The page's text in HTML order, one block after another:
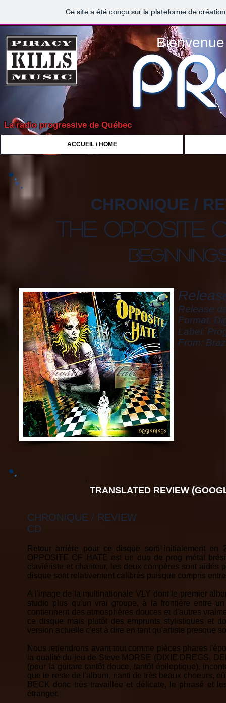
Ce site a été conçu sur la plateforme de
La radio progressive de Québec
CHRONIQUE /
the opposite
Release
Format:
Label:
From:
TRANSLATED REVIEW
CHRONIQUE / REVIEW
CD
Retour arrière pour ce disque sorti initialement
OPPOSITE OF HATE est un duo de prog métal
claviériste et chanteur, les deux compères sont aidés
disque sont relativement calibrés puisque compris
A l'image de la multinationale VLY dont le premier
studio plus qu'un vrai groupe, à la frontière entre
contiennent des atmosphères douces et d'autres
ce disque mais plutôt des emprunts stylistiques et
version actuelle c'est à dire en tant qu'artiste presque
Nous retiendrons avant tout comme pièces phares
la qualité du jeu de Steve MORSE (DIXIE DREGS,
(pour la guitare tantôt douce, tantôt épileptique),
que le reste de l'album, nanti de très beaux choeurs,
BECK donc très travaillée et délicate, le phrasé et
étranger.
ACCUEIL / HOME